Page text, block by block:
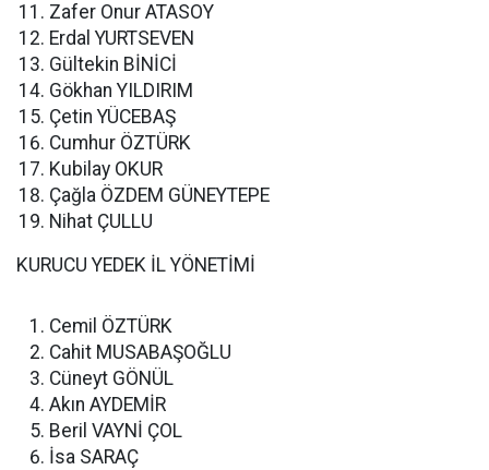
Zafer Onur ATASOY
Erdal YURTSEVEN
Gültekin BİNİCİ
Gökhan YILDIRIM
Çetin YÜCEBAŞ
Cumhur ÖZTÜRK
Kubilay OKUR
Çağla ÖZDEM GÜNEYTEPE
Nihat ÇULLU
KURUCU YEDEK İL YÖNETİMİ
Cemil ÖZTÜRK
Cahit MUSABAŞOĞLU
Cüneyt GÖNÜL
Akın AYDEMİR
Beril VAYNİ ÇOL
İsa SARAÇ